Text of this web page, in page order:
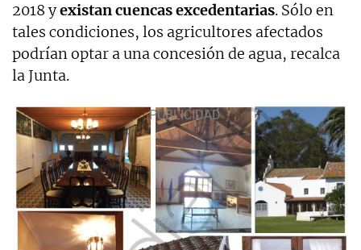
2018 yexistan cuencas excedentarias. Sólo en
tales condiciones, los agricultores afectados
podrían optar a una concesión de agua, recalca
la Junta.